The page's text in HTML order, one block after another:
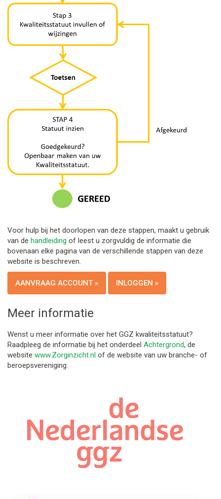
Voor hulp bij het doorlopen van deze stappen, maakt u gebruik
van de handleiding of leest u zorgvuldig de informatie die
bovenaan elke pagina van de verschillende stappen van deze
website is beschreven.
AANVRAAG ACCOUNT » INLOGGEN »
Meer informatie
Wenst u meer informatie over het GGZ kwaliteitsstatuut?
Raadpleeg de informatie bij het onderdeel Achtergrond, de
website www.Zorginzicht.nl of de website van uw branche- of
beroepsvereniging.